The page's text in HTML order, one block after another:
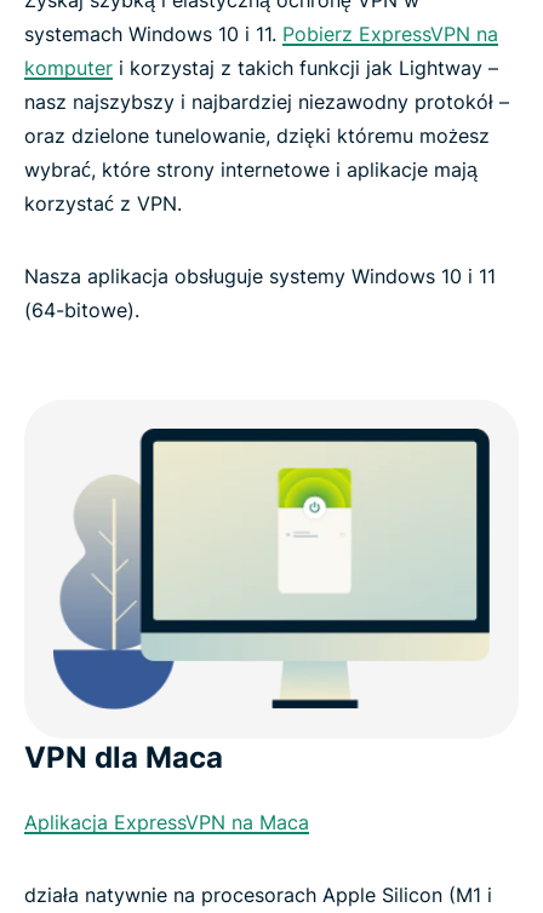
systemach Windows 10 i 11. Pobierz ExpressVPN na
komputer i korzystaj z takich funkcji jak Lightway –
nasz najszybszy i najbardziej niezawodny protokół –
oraz dzielone tunelowanie, dzięki któremu możesz
wybrać, które strony internetowe i aplikacje mają
korzystać z VPN.
Nasza aplikacja obsługuje systemy Windows 10 i 11
(64-bitowe).
VPN dla Maca
Aplikacja ExpressVPN na Maca
działa natywnie na procesorach Apple Silicon (M1 i